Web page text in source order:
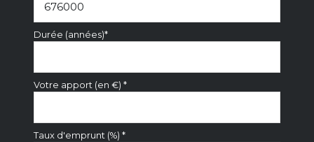
Durée (années)*
Votre apport (en €) *
Taux d'emprunt (%) *